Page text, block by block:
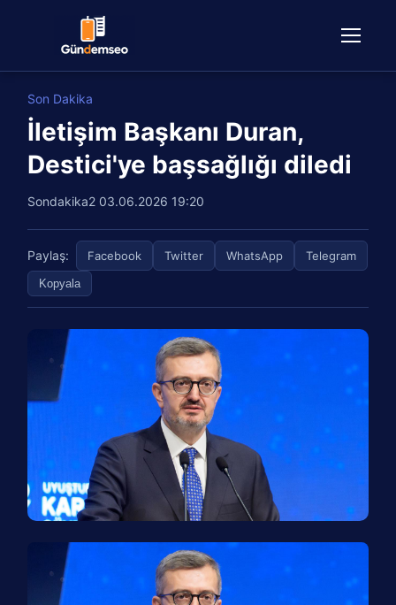
Son Dakika
İletişim Başkanı Duran,
Destici'ye başsağlığı diledi
Sondakika2 03.06.2026 19:20
Paylaş: Facebook Twitter WhatsApp Telegram
Kopyala